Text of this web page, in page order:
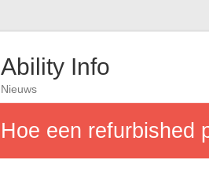
Ability Info
Nieuws
Hoe een refurbished